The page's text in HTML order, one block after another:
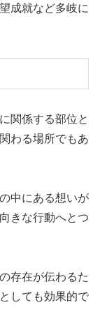
成就など多岐に
関係する部位と
わる場所でもあ
中にある想いが
きな行動へとつ
存在が伝わるた
しても効果的で